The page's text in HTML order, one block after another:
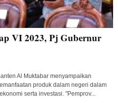
VI 2023, Pj Gubernur
Al Muktabar menyampaikan
produk dalam negeri dalam
serta investasi. "Pemprov...